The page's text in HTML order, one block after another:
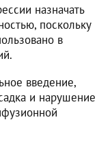
назначать
поскольку
в
введение,
и нарушение